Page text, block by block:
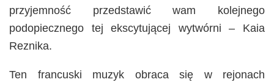
przyjemność przedstawić wam kolejnego
podopiecznego tej ekscytującej wytwórni – Kaia
Reznika.
Ten francuski muzyk obraca się w rejonach